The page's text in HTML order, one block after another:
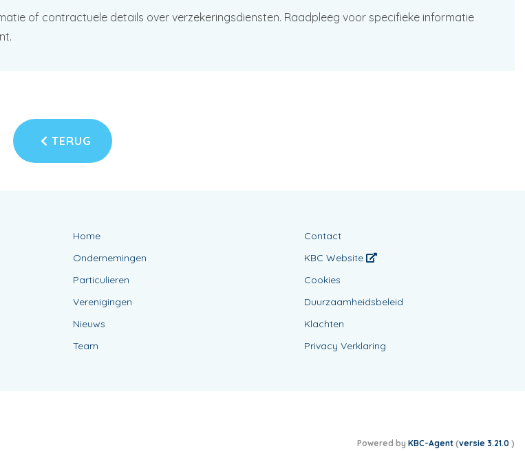
of contractuele details over verzekeringsdiensten. Raadpleeg voor specifieke informatie
TERUG
Home
Ondernemingen
Particulieren
Verenigingen
Nieuws
Team
Contact
KBC Website
Cookies
Duurzaamheidsbeleid
Klachten
Privacy Verklaring
Powered by KBC-Agent (versie 3.21.0 )